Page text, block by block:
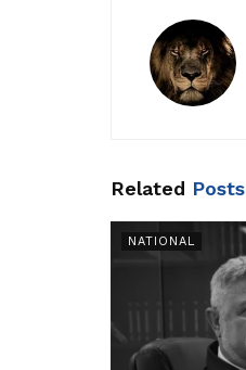
Related Posts
NATIONAL